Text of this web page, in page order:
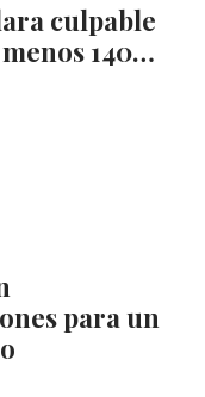
culpable
140…
para un